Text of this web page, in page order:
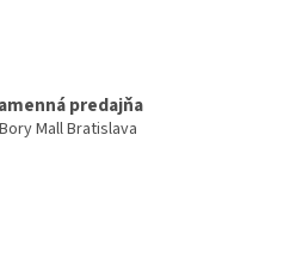
predajňa
Mall Bratislava